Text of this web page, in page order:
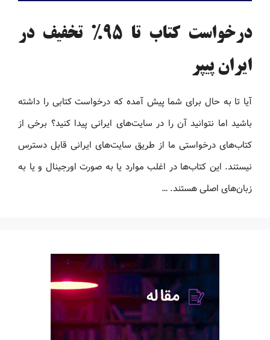
درخواست کتاب تا 95% تخفیف در
ایران پیپر
آیا تا به حال برای شما پیش آمده که درخواست کتابی را داشته
باشید اما نتوانید آن را در سایت‌های ایرانی پیدا کنید؟ برخی از
کتاب‌های درخواستی ما از طریق سایت‌های ایرانی قابل دسترس
نیستند. این کتاب‌ها در اغلب موارد یا به صورت اورجینال و یا به
زبان‌های اصلی هستند. …